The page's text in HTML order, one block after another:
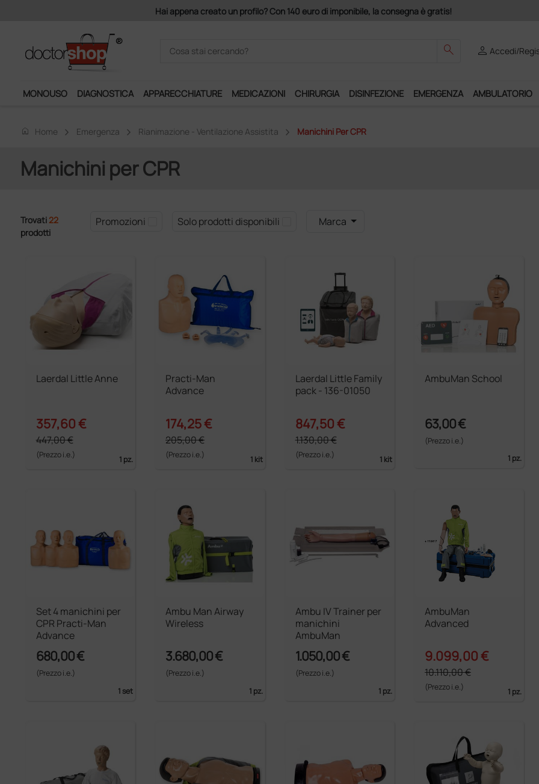
Hai appena creato un profilo? Con 140 euro di imponibile, la consegna è gratis!
search personAccedi/
MONOUSO DIAGNOSTICA APPARECCHIATURE MEDICAZIONI CHIRURGIA DISINFEZIONE EMERGENZA AMBULATORIO
home Home Emergenza Rianimazione - Ventilazione Assistita Manichini Per CPR
Manichini per CPR
Trovati 22
prodotti
Promozioni Solo prodotti disponibili Marca
Laerdal Little Anne
357,60 €
447,00 €
(Prezzo i.e.) 1 pz.
Practi-Man
Advance
174,25 €
205,00 €
(Prezzo i.e.) 1 kit
Laerdal Little Family
pack - 136-01050
847,50 €
1.130,00 €
(Prezzo i.e.) 1 kit
AmbuMan School
63,00 €
(Prezzo i.e.)
1 pz.
Set 4 manichini per
CPR Practi-Man
Advance
680,00 €
(Prezzo i.e.)
1 set
Ambu Man Airway
Wireless
3.680,00 €
(Prezzo i.e.)
1 pz.
Ambu IV Trainer per
manichini
AmbuMan
1.050,00 €
(Prezzo i.e.)
1 pz.
AmbuMan
Advanced
9.099,00 €
10.110,00 €
(Prezzo i.e.) 1 pz.